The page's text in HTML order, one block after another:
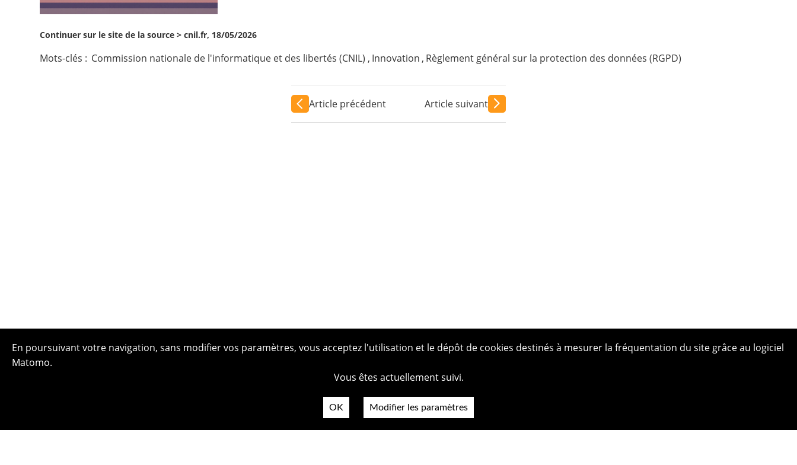
Continuer sur le site de la source >cnil.fr, 18/05/2026
Mots-clés : Commission nationale de l'informatique et des libertés (CNIL) , Innovation , Règlement général sur la protection des données (RGPD)
Article précédent Article suivant
En poursuivant votre navigation, sans modifier vos paramètres, vous acceptez l'utilisation et le dépôt de cookies destinés à mesurer la fréquentation du site grâce au logiciel
Matomo.
Vous êtes actuellement suivi.
OK Modifier les paramètres